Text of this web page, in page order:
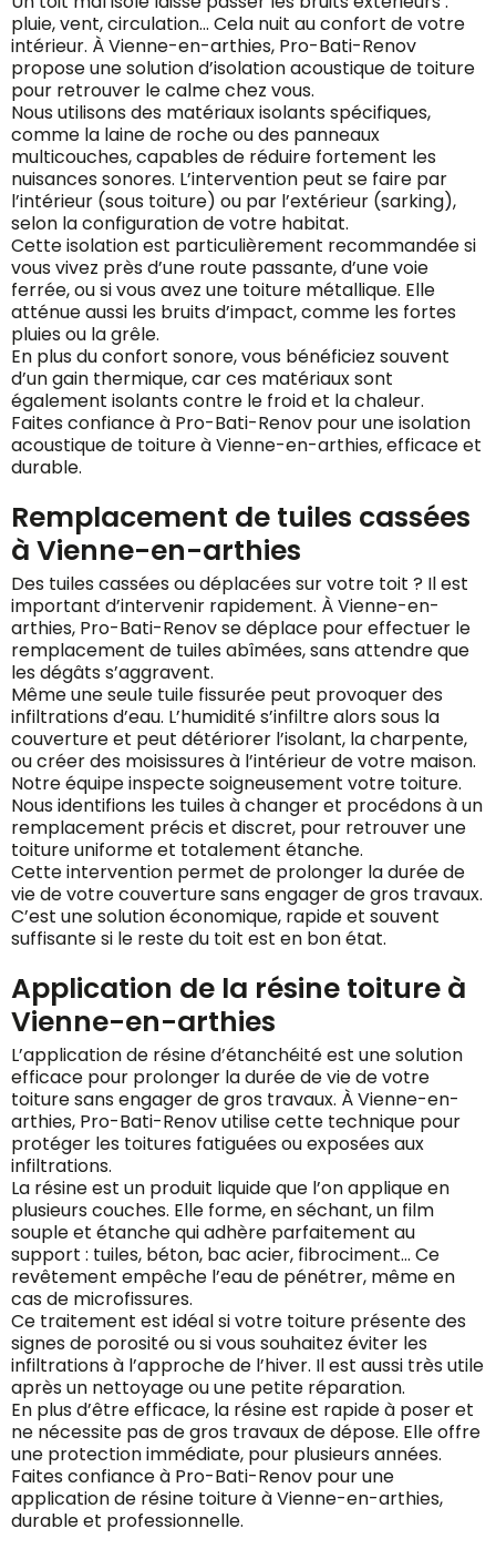
pluie, vent, circulation… Cela nuit au confort de votre
intérieur. À Vienne-en-arthies, Pro-Bati-Renov
propose une solution d’isolation acoustique de toiture
pour retrouver le calme chez vous.
Nous utilisons des matériaux isolants spécifiques,
comme la laine de roche ou des panneaux
multicouches, capables de réduire fortement les
nuisances sonores. L’intervention peut se faire par
l’intérieur (sous toiture) ou par l’extérieur (sarking),
selon la configuration de votre habitat.
Cette isolation est particulièrement recommandée si
vous vivez près d’une route passante, d’une voie
ferrée, ou si vous avez une toiture métallique. Elle
atténue aussi les bruits d’impact, comme les fortes
pluies ou la grêle.
En plus du confort sonore, vous bénéficiez souvent
d’un gain thermique, car ces matériaux sont
également isolants contre le froid et la chaleur.
Faites confiance à Pro-Bati-Renov pour une isolation
acoustique de toiture à Vienne-en-arthies, efficace et
durable.
Remplacement de tuiles cassées
à Vienne-en-arthies
Des tuiles cassées ou déplacées sur votre toit ? Il est
important d’intervenir rapidement. À Vienne-en-
arthies, Pro-Bati-Renov se déplace pour effectuer le
remplacement de tuiles abîmées, sans attendre que
les dégâts s’aggravent.
Même une seule tuile fissurée peut provoquer des
infiltrations d’eau. L’humidité s’infiltre alors sous la
couverture et peut détériorer l’isolant, la charpente,
ou créer des moisissures à l’intérieur de votre maison.
Notre équipe inspecte soigneusement votre toiture.
Nous identifions les tuiles à changer et procédons à un
remplacement précis et discret, pour retrouver une
toiture uniforme et totalement étanche.
Cette intervention permet de prolonger la durée de
vie de votre couverture sans engager de gros travaux.
C’est une solution économique, rapide et souvent
suffisante si le reste du toit est en bon état.
Application de la résine toiture à
Vienne-en-arthies
L’application de résine d’étanchéité est une solution
efficace pour prolonger la durée de vie de votre
toiture sans engager de gros travaux. À Vienne-en-
arthies, Pro-Bati-Renov utilise cette technique pour
protéger les toitures fatiguées ou exposées aux
infiltrations.
La résine est un produit liquide que l’on applique en
plusieurs couches. Elle forme, en séchant, un film
souple et étanche qui adhère parfaitement au
support : tuiles, béton, bac acier, fibrociment… Ce
revêtement empêche l’eau de pénétrer, même en
cas de microfissures.
Ce traitement est idéal si votre toiture présente des
signes de porosité ou si vous souhaitez éviter les
infiltrations à l’approche de l’hiver. Il est aussi très utile
après un nettoyage ou une petite réparation.
En plus d’être efficace, la résine est rapide à poser et
ne nécessite pas de gros travaux de dépose. Elle offre
une protection immédiate, pour plusieurs années.
Faites confiance à Pro-Bati-Renov pour une
application de résine toiture à Vienne-en-arthies,
durable et professionnelle.